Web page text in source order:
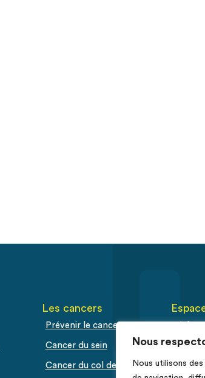
Nous
Nous utilisons
Les cancers
Prévenir le cancer
Cancer du sein
Cancer du col de l'utérus